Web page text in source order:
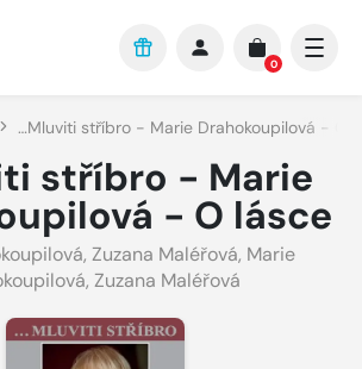
0
…Mluviti stříbro - Marie Drahokoupilová - O
stříbro - Marie
- O lásce
, Zuzana Maléřová, Marie
, Zuzana Maléřová